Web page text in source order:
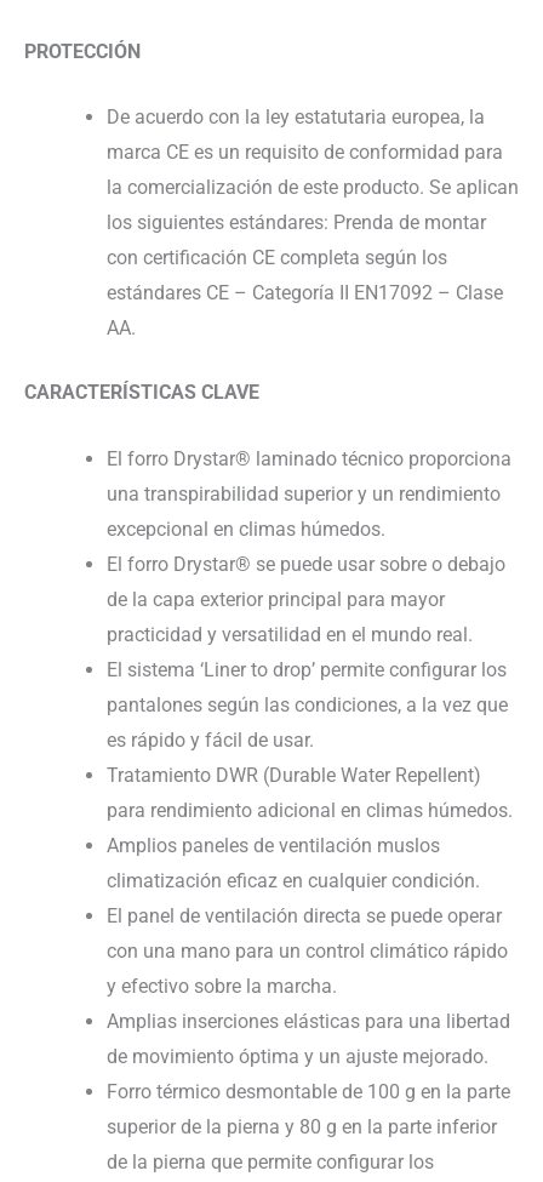
PROTECCIÓN
De acuerdo con la ley estatutaria europea, la
marca CE es un requisito de conformidad para
la comercialización de este producto. Se aplican
los siguientes estándares: Prenda de montar
con certificación CE completa según los
estándares CE – Categoría II EN17092 – Clase
AA.
CARACTERÍSTICAS CLAVE
El forro Drystar® laminado técnico proporciona
una transpirabilidad superior y un rendimiento
excepcional en climas húmedos.
El forro Drystar® se puede usar sobre o debajo
de la capa exterior principal para mayor
practicidad y versatilidad en el mundo real.
El sistema ‘Liner to drop’ permite configurar los
pantalones según las condiciones, a la vez que
es rápido y fácil de usar.
Tratamiento DWR (Durable Water Repellent)
para rendimiento adicional en climas húmedos.
Amplios paneles de ventilación muslos
climatización eficaz en cualquier condición.
El panel de ventilación directa se puede operar
con una mano para un control climático rápido
y efectivo sobre la marcha.
Amplias inserciones elásticas para una libertad
de movimiento óptima y un ajuste mejorado.
Forro térmico desmontable de 100 g en la parte
superior de la pierna y 80 g en la parte inferior
de la pierna que permite configurar los